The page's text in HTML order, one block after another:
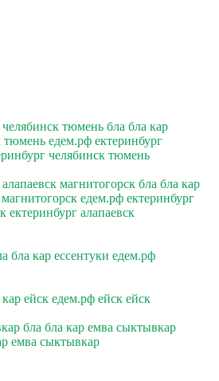
тюмень бла бла кар
тюмень едем.рф ектеринбург
челябинск тюмень
магнитогорск бла бла кар
едем.рф ектеринбург
ектеринбург алапаевск
бла кар ессентуки едем.рф
ейск едем.рф ейск ейск
бла бла кар емва сыктывкар
емва сыктывкар